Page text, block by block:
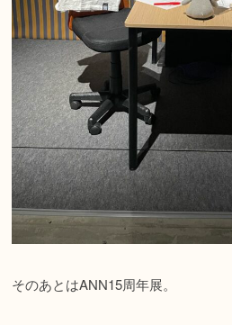
そのあとはANN15周年展。